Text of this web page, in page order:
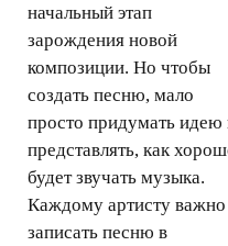
начальный этап
зарождения новой
композиции. Но чтобы
создать песню, мало
просто придумать идею
представлять, как
будет звучать музыка.
Каждому артисту важно
записать песню в